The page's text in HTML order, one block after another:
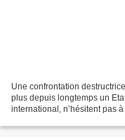
Une confrontation
plus depuis longtemps un
international, n’hésitent pas